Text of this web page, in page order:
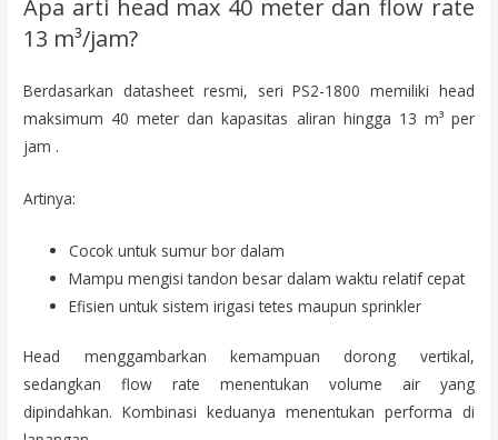
Apa arti head max 40 meter dan flow rate
13 m³/jam?
Berdasarkan datasheet resmi, seri PS2-1800 memiliki head
maksimum 40 meter dan kapasitas aliran hingga 13 m³ per
jam .
Artinya:
Cocok untuk sumur bor dalam
Mampu mengisi tandon besar dalam waktu relatif cepat
Efisien untuk sistem irigasi tetes maupun sprinkler
Head menggambarkan kemampuan dorong vertikal,
sedangkan flow rate menentukan volume air yang
dipindahkan. Kombinasi keduanya menentukan performa di